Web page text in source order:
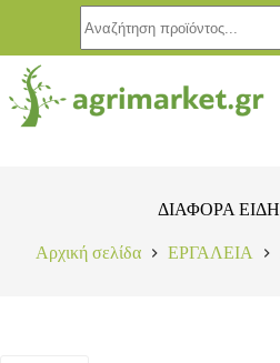
ΔΙΑΦΟΡΑ ΕΙΔΗ
Αρχική σελίδα ΕΡΓΑΛΕΙΑ